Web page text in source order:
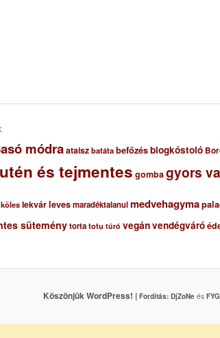
módraataisz batáta befőzésblogkóstoló
és tejmentes gombagyors
köles lekvárlevesmaradéktalanulmedvehagyma
süteménytorta totu túró vegánvendégváró
Köszönjük WordPress! | Fordítás: DjZoNeés